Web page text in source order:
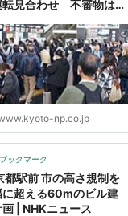
転見合わせ 不審物は
タル 京都・滋賀のニュ
イト
np.co.jp
ブックマーク
都駅前 市の高さ規制を
に超える60mのビル建
| NHKニュース